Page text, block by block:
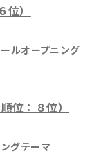
）
ルオープニング
位：８位）
グテーマ